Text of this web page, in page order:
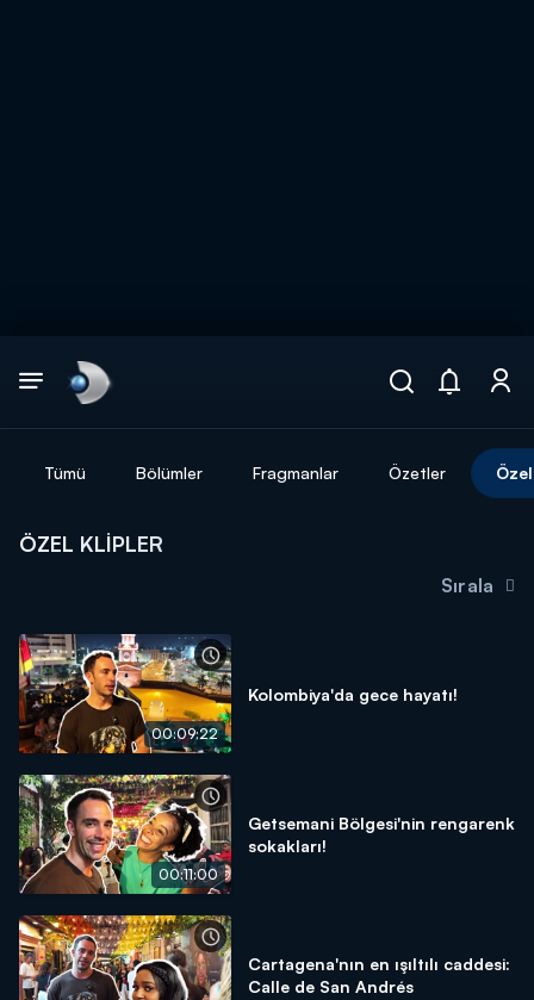
DİĞER SONUÇLAR
Tümü Bölümler Fragmanlar Özetler
ÖZEL KLIPLER
Sırala
00:09:22
Kolombiya'da gece hayatı!
00:11:00
Getsemani Bölgesi'nin rengarenk
sokakları!
Cartagena'nın en ışıltılı caddesi:
Calle de San Andrés